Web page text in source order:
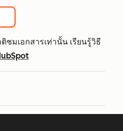
มเอกสารเท่านั้น เรียนรู้วิธี